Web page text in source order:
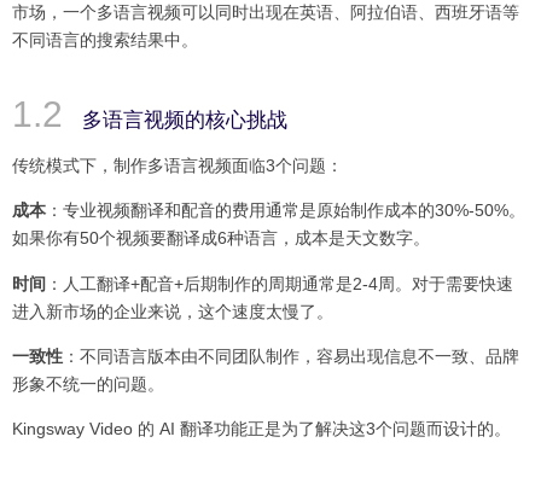
市场，一个多语言视频可以同时出现在英语、阿拉伯语、西班牙语等
不同语言的搜索结果中。
多语言视频的核心挑战
传统模式下，制作多语言视频面临3个问题：
成本 ：专业视频翻译和配音的费用通常是原始制作成本的30%-50%。
如果你有50个视频要翻译成6种语言，成本是天文数字。
时间 ：人工翻译+配音+后期制作的周期通常是2-4周。对于需要快速
进入新市场的企业来说，这个速度太慢了。
一致性 ：不同语言版本由不同团队制作，容易出现信息不一致、品牌
形象不统一的问题。
Kingsway Video 的 AI 翻译功能正是为了解决这3个问题而设计的。